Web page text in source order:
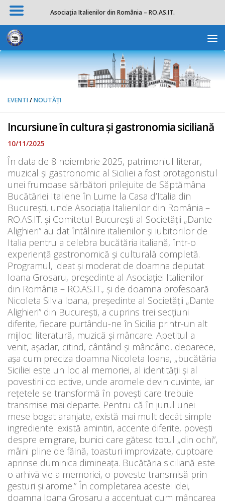
Skip to content
EVENTI/NOUTĂȚI
Incursiune în cultura şi gastronomia siciliană
10/11/2025
În data de 8 noiembrie 2025, patrimoniul literar,
muzical şi gastronomic al Siciliei a fost protagonistul
unei frumoase sărbători prilejuite de Săptămâna
Bucătăriei Italiene în Lume la Casa d’Italia din
Bucureşti, unde Asociaţia Italienilor din România –
RO.AS.IT. şi Comitetul Bucureşti al Societăţii „Dante
Alighieri” au dat întâlnire italienilor şi iubitorilor de
Italia pentru a celebra bucătăria italiană, într-o
experienţă gastronomică şi culturală completă.
Programul, ideat şi moderat de doamna deputat
Ioana Grosaru, preşedinte al Asociaţiei Italienilor
din România – RO.AS.IT., şi de doamna profesoară
Nicoleta Silvia Ioana, preşedinte al Societăţii „Dante
Alighieri” din Bucureşti, a cuprins trei secţiuni
diferite, fiecare purtându-ne în Sicilia printr-un alt
mijloc: literatură, muzică şi mâncare. Apetitul a
venit, aşadar, citind, cântând şi mâncând, deoarece,
aşa cum preciza doamna Nicoleta Ioana, „bucătăria
Siciliei este un loc al memoriei, al identității și al
povestirii colective, unde aromele devin cuvinte, iar
rețetele se transformă în povești care trebuie
transmise mai departe. Pentru că în jurul unei
mese bogat aranjate, există mai mult decât simple
ingrediente: există amintiri, accente diferite, povești
despre emigrare, bunici care gătesc totul „din ochi”,
mâini pline de făină, toasturi improvizate, cuptoare
aprinse duminica dimineața. Bucătăria siciliană este
o arhivă vie a memoriei, o poveste transmisă prin
gesturi și arome.” În completarea acestei idei,
doamna Ioana Grosaru a accentuat cum mâncarea
Asociația Italienilor din România – RO.AS.IT.